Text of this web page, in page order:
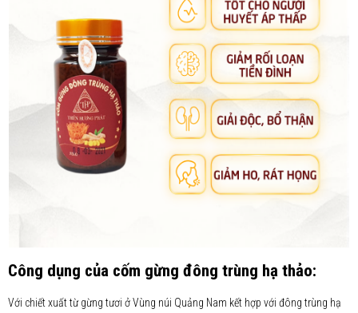
Công dụng của cốm gừng đông trùng hạ thảo:
Với chiết xuất từ gừng tươi ở Vùng núi Quảng Nam kết hợp với đông trùng hạ